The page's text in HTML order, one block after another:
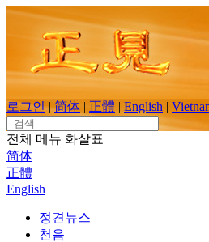
Skip
content
로그인 | 简体 | 正體 | English |
Search
for:
전체 메뉴 화살표
简体
正體
English
정견뉴스
천음